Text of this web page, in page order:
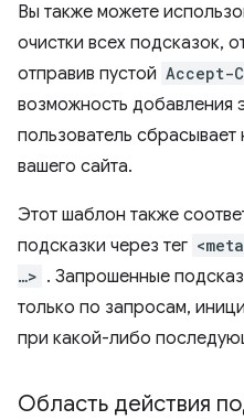
Вы также можете
очистки всех подсказок,
отправив пустой Accept-
возможность добавления
пользователь
вашего сайта.
Этот шаблон также
подсказки через тег
…> . Запрошенные
только по запросам,
при какой-либо
Область действия